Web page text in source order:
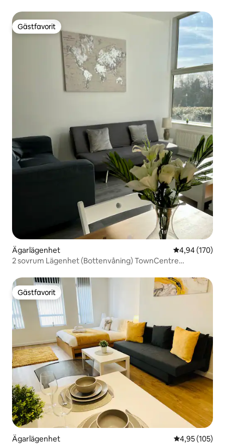
Gästfavorit
Gästfavorit
Ägarlägenhet 4,94 av 5 i
4,94 (170)
2 sovrum Lägenhet (Bottenvåning) TownCentre
Gästfavorit
Gästfavorit
Ägarlägenhet 4,95 av 5 i
4,95 (105)